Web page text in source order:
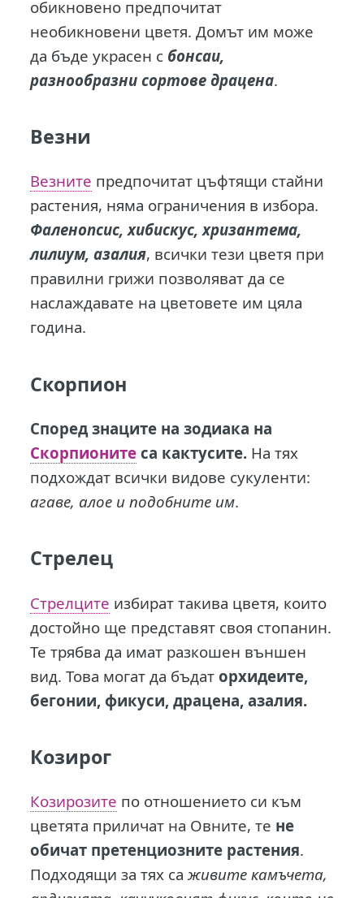
обикновено предпочитат
необикновени цветя. Домът им може
да бъде украсен с бонсаи,
разнообразни сортове драцена.
Везни
Везните предпочитат цъфтящи стайни
растения, няма ограничения в избора.
Фаленопсис, хибискус, хризантема,
лилиум, азалия, всички тези цветя при
правилни грижи позволяват да се
наслаждавате на цветовете им цяла
година.
Скорпион
Според знаците на зодиака на
Скорпионите са кактусите. На тях
подхождат всички видове сукуленти:
агаве, алое и подобните им.
Стрелец
Стрелците избират такива цветя, които
достойно ще представят своя стопанин.
Те трябва да имат разкошен външен
вид. Това могат да бъдаторхидеите,
бегонии, фикуси, драцена, азалия.
Козирог
Козирозите по отношението си към
цветята приличат на Овните, те не
обичат претенциозните растения.
Подходящи за тях саживите камъчета,